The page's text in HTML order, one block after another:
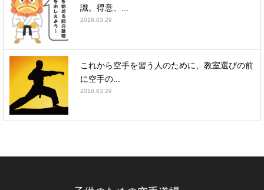
識。得意、...
2018.03.29
これから空手を習う人のために、教室選びの前
に空手の...
2018.03.29